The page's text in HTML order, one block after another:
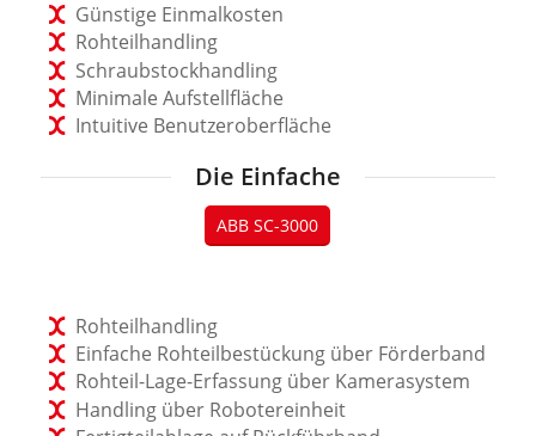
Günstige Einmalkosten
Rohteilhandling
Schraubstockhandling
Minimale Aufstellfläche
Intuitive Benutzeroberfläche
Die Einfache
ABB SC-3000
Rohteilhandling
Einfache Rohteilbestückung über Förderband
Rohteil-Lage-Erfassung über Kamerasystem
Handling über Robotereinheit